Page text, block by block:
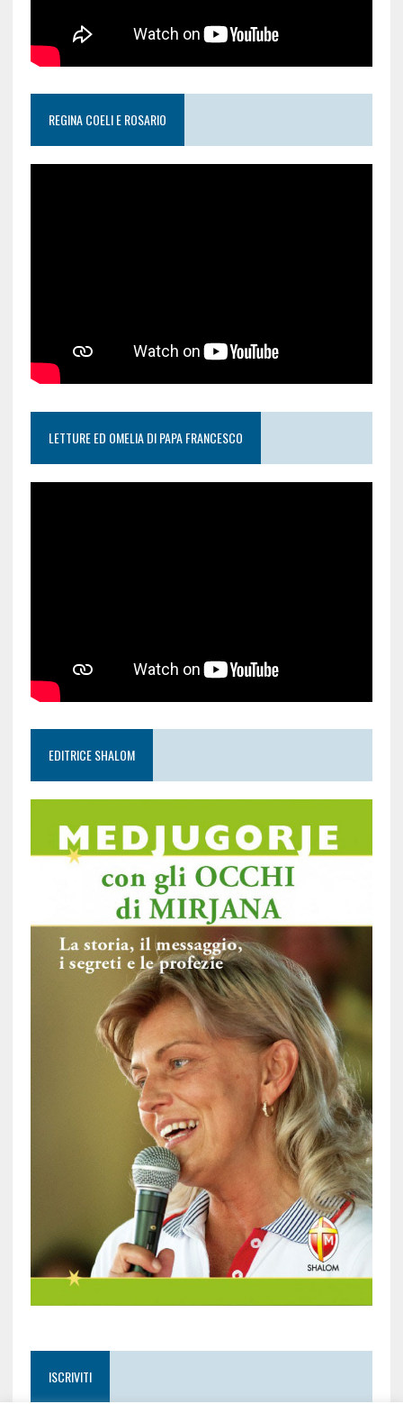
REGINA COELI E ROSARIO
LETTURE ED OMELIA DI PAPA FRANCESCO
EDITRICE SHALOM
ISCRIVITI